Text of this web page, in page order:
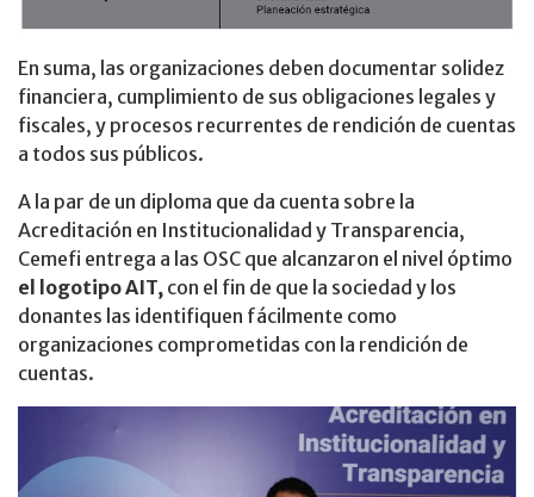
En suma, las organizaciones deben documentar solidez
financiera, cumplimiento de sus obligaciones legales y
fiscales, y procesos recurrentes de rendición de cuentas
a todos sus públicos.
A la par de un diploma que da cuenta sobre la
Acreditación en Institucionalidad y Transparencia,
Cemefi entrega a las OSC que alcanzaron el nivel óptimo
el logotipo AIT, con el fin de que la sociedad y los
donantes las identifiquen fácilmente como
organizaciones comprometidas con la rendición de
cuentas.